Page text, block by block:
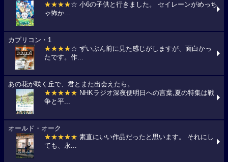
★★★★☆ 小6の子供と行きました。 セイレーンがめっち
ゃ怖か...
カプリコン・1
★★★★☆ ずいぶん前に見た感じがしますが、面白かっ
たです。作...
あの花が咲く丘で、君とまた出会えたら。
★★★★★ NHKラジオ深夜便明日への言葉,夏の特集は戦
争と平...
オールド・オーク
★★★★★ 素直にいい作品だったと思います。 それにし
ても、永...